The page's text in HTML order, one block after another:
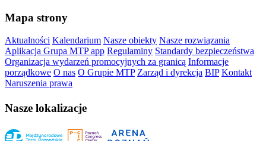
Mapa strony
Aktualności Kalendarium Nasze obiekty Nasze rozwiązania
Aplikacja Grupa MTP app Regulaminy Standardy bezpieczeństwa
Organizacja wydarzeń promocyjnych za granicą Informacje
porządkowe O nas O Grupie MTP Zarząd i dyrekcja BIP Kontakt
Naruszenia prawa
Nasze lokalizacje